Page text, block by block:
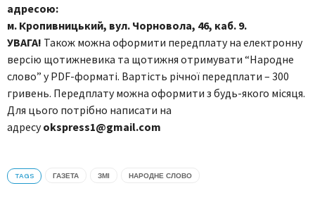
адресою:
м. Кропивницький, вул. Чорновола, 46, каб. 9.
УВАГА! Також можна оформити передплату на електронну
версію щотижневика та щотижня отримувати “Народне
слово” у PDF-форматі. Вартість річної передплати – 300
гривень. Передплату можна оформити з будь-якого місяця.
Для цього потрібно написати на
адресуokspress1@gmail.com
TAGS ГАЗЕТА ЗМІ НАРОДНЕ СЛОВО